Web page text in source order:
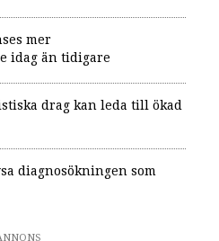
mer
idag än tidigare
drag kan leda till ökad
diagnosökningen som